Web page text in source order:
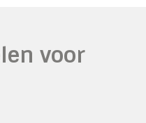
voor